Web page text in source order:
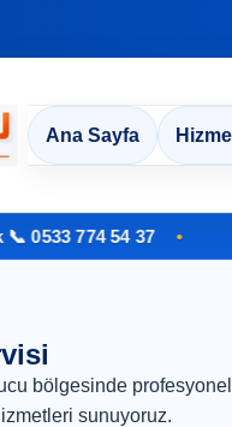
Ana Sayfa
774 54 37
bölgesinde
sunuyoruz.